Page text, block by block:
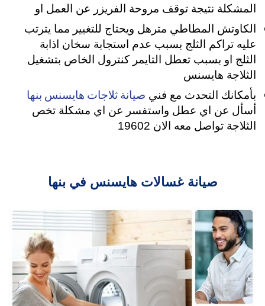
المشكلة نتيجة توقف مروحة الفريزر عن العمل او
الكاوتش المطاطي مترهل ويحتاج للتغيير مما يترتب
عليه تراكم الثلج بسبب عدم استجابة سخان اذابة
الثلج او بسبب تعطل التايمر كنترول الخاص بتشغيل
الثلاجة هايسنس
بأمكانك التحدث مع فني صيانة ثلاجات هايسنس بنها
أسأل عن اي عطل واستفسر عن اي مشكلة تخص
الثلاجة تواصل معه الان 19602
صيانة غسالات هايسنس في بنها